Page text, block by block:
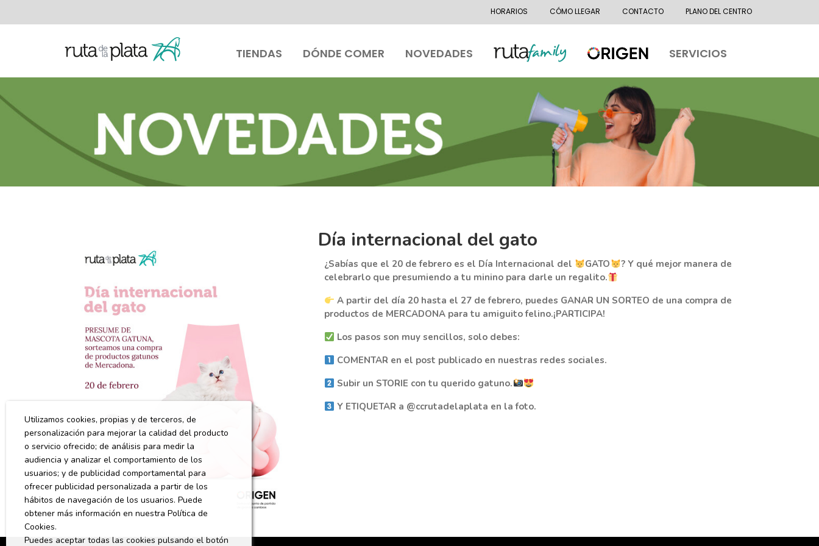
HORARIOS CÓMO LLEGAR CONTACTO PLANO DEL CENTRO
TIENDAS DÓNDE COMER NOVEDADES SERVICIOS
Día internacional del gato
¿Sabías que el 20 de febrero es el Día Internacional del GATO
? Y qué mejor manera de
celebrarlo que presumiendo a tu minino para darle un regalito.
A partir del día 20 hasta el 27 de febrero, puedes GANAR UN SORTEO de una compra de
productos de MERCADONA para tu amiguito felino.¡PARTICIPA!
Los pasos son muy sencillos, solo debes:
COMENTAR en el post publicado en nuestras redes sociales.
Subir un STORIE con tu querido gatuno.
Y ETIQUETAR a @ccrutadelaplata en la foto.
Utilizamos cookies, propias y de terceros, de
personalización para mejorar la calidad del producto
o servicio ofrecido; de análisis para medir la
audiencia y analizar el comportamiento de los
usuarios; y de publicidad comportamental para
ofrecer publicidad personalizada a partir de los
hábitos de navegación de los usuarios. Puede
obtener más información en nuestra Política de
Cookies.
Puedes aceptar todas las cookies pulsando el botón